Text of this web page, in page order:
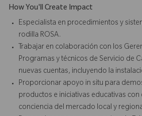
How You'll Create Impact
Especialista en procedimientos y
rodilla ROSA.
Trabajar en colaboración con los
Programas y técnicos de Servicio de
nuevas cuentas, incluyendo la
Proporcionar apoyo in situ para
productos e iniciativas educativas con
conciencia del mercado local y